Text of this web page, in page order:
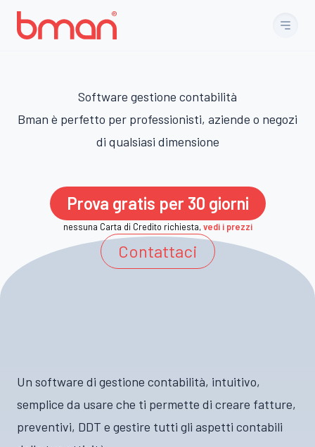
Software gestione contabilità
Bman è perfetto per professionisti, aziende o negozi
di qualsiasi dimensione
Prova gratis per 30 giorni
nessuna Carta di Credito richiesta,vedi i prezzi
Contattaci
Un software di gestione contabilità, intuitivo,
semplice da usare che ti permette di creare fatture,
preventivi, DDT e gestire tutti gli aspetti contabili